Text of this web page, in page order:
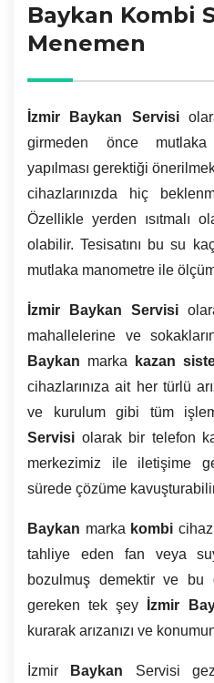
Baykan Kombi
Menemen
İzmir Baykan Servisi
girmeden önce mutlaka
yapılması gerektiği
cihazlarınızda hiç
Özellikle yerden ısıtmalı
olabilir. Tesisatını bu su
mutlaka manometre ile
İzmir Baykan Servisi
mahallelerine ve
Baykan marka kazan
cihazlarınıza ait her türlü
ve kurulum gibi tüm
Servisi olarak bir telefon
merkezimiz ile iletişime
sürede çözüme
Baykan marka kombi
tahliye eden fan veya
bozulmuş demektir ve bu
gereken tek şey
İzmir
kurarak arızanızı ve
İzmir Baykan Servisi